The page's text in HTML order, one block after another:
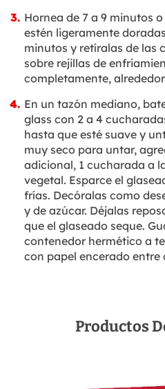
Hornea de 7 a 9 minutos
estén ligeramente
minutos y retíralas de las
sobre rejillas de
completamente,
En un tazón mediano,
glass con 2 a 4
hasta que esté suave y
muy seco para untar,
adicional, 1 cucharada a
vegetal. Esparce el
frías. Decóralas como
y de azúcar. Déjalas
que el glaseado seque.
contenedor hermético a
con papel encerado entre
Productos